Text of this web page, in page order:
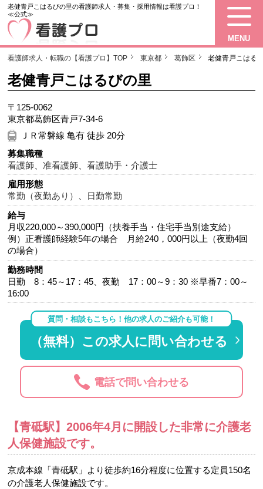
老健青戸こはるびの里の看護師求人・募集・採用情報は看護プロ！
≪公式≫
MENU
看護師求人・転職の【看護プロ】TOP 東京都 葛飾区 老健青戸こはる
老健青戸こはるびの里
〒125-0062
東京都葛飾区青戸7-34-6
ＪＲ常磐線 亀有 徒歩 20分
募集職種
看護師 、准看護師 、看護助手・介護士
雇用形態
常勤（夜勤あり） 、 日勤常勤
給与
月収220,000～390,000円（扶養手当・住宅手当別途支給）
例）正看護師経験5年の場合 月給240，000円以上（夜勤4回
の場合）
勤務時間
日勤 8：45～17：45、夜勤 17：00～9：30 ※早番7：00～
16:00
質問・相談もこちら！他の求人のご紹介も可能！
（無料）この求人に問い合わせる
電話で問い合わせる
【青砥駅】2006年4月に開設した非常に介護老
人保健施設です。
京成本線「青砥駅」より徒歩約16分程度に位置する定員150名
の介護老人保健施設です。